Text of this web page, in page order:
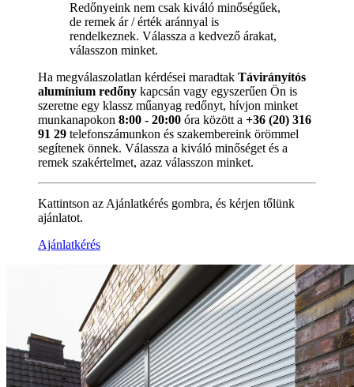
Redőnyeink nem csak kiváló minőségűek,
de remek ár / érték aránnyal is
rendelkeznek. Válassza a kedvező árakat,
válasszon minket.
Ha megválaszolatlan kérdései maradtak Távirányítós
alumínium redőny kapcsán vagy egyszerűen Ön is
szeretne egy klassz műanyag redőnyt, hívjon minket
munkanapokon 8:00 - 20:00 óra között a +36 (20) 316
91 29 telefonszámunkon és szakembereink örömmel
segítenek önnek. Válassza a kiváló minőséget és a
remek szakértelmet, azaz válasszon minket.
Kattintson az Ajánlatkérés gombra, és kérjen tőlünk
ajánlatot.
Ajánlatkérés